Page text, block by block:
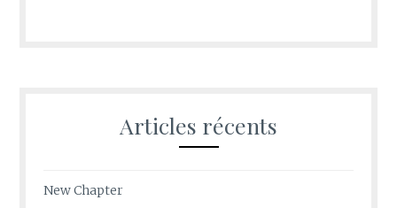
Articles récents
New Chapter